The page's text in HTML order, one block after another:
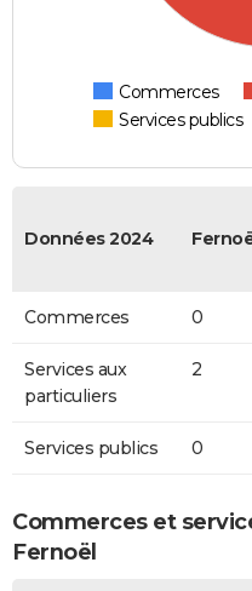
Commerces
Services publics
Données 2024
Commerces 0
Services aux
particuliers
2
Services publics 0
Commerces et
Fernoël